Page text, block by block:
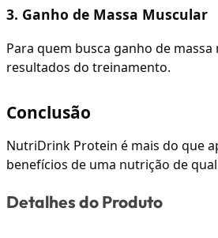
3. Ganho de Massa Muscular
Para quem busca ganho de
resultados do treinamento.
Conclusão
NutriDrink Protein é mais do que
benefícios de uma nutrição de
Detalhes do Produto